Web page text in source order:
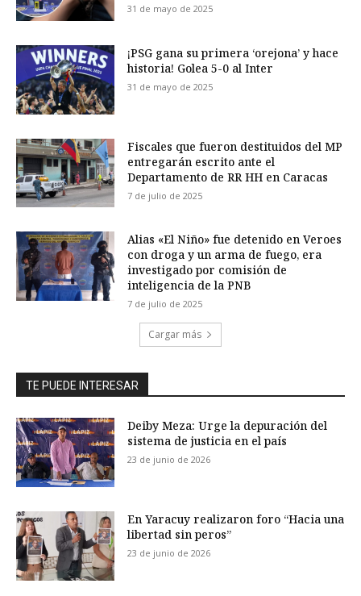
31 de mayo de 2025
¡PSG gana su primera ‘orejona’ y hace
historia! Golea 5-0 al Inter
31 de mayo de 2025
Fiscales que fueron destituidos del MP
entregarán escrito ante el
Departamento de RR HH en Caracas
7 de julio de 2025
Alias «El Niño» fue detenido en Veroes
con droga y un arma de fuego, era
investigado por comisión de
inteligencia de la PNB
7 de julio de 2025
Cargar más
TE PUEDE INTERESAR
Deiby Meza: Urge la depuración del
sistema de justicia en el país
23 de junio de 2026
En Yaracuy realizaron foro “Hacia una
libertad sin peros”
23 de junio de 2026